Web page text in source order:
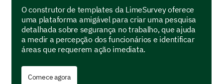
Experiência com Treinamento de
Segurança
Vamos falar sobre sua experiência com
treinamentos de segurança e programas de
conscientização.
O construtor de templates da LimeSurvey oferece
uma plataforma amigável para criar uma pesquisa
detalhada sobre segurança no trabalho, que ajuda
a medir a percepção dos funcionários e identificar
áreas que requerem ação imediata.
Comece agora